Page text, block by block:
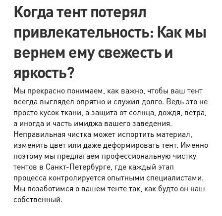
Платье свадебное
Платье свадебное со шлейфом
3600 руб.
Костюм карнавальный, демонстрационный
Сложными считаются изделия при наличии рюшей,
воланов, складок, сборок, бантов, многослойности
тканей, деталей (отделок) контрастных цветов.
Вечерним считается платье при наличии любого из
признаков: наличие сложной декоративной отделки
(стеклярус, пайетки, бисер, камни, перья, мех и т.п.),
лифа-корсета, сложных в обработке тканей ( шелк,
вискоза, парча, бархат).
Трикотаж, спортивная одежда
Когда тент потерял
привлекательность: Как мы
вернем ему свежесть и
яркость?
Мы прекрасно понимаем, как важно, чтобы ваш тент
всегда выглядел опрятно и служил долго. Ведь это не
просто кусок ткани, а защита от солнца, дождя, ветра,
а иногда и часть имиджа вашего заведения.
Неправильная чистка может испортить материал,
изменить цвет или даже деформировать тент. Именно
поэтому мы предлагаем профессиональную чистку
тентов в Санкт-Петербурге, где каждый этап
процесса контролируется опытными специалистами.
Мы позаботимся о вашем тенте так, как будто он наш
собственный.